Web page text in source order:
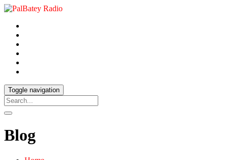
Toggle navigation
Blog